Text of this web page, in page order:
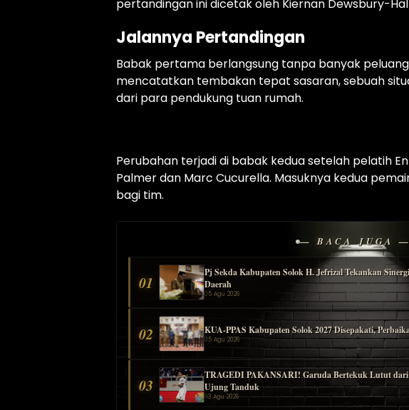
pertandingan ini dicetak oleh Kiernan Dewsbury-
Jalannya Pertandingan
Babak pertama berlangsung tanpa banyak
mencatatkan tembakan tepat sasaran, sebuah
dari para pendukung tuan rumah.
Perubahan terjadi di babak kedua setelah pelatih
Palmer dan Marc Cucurella. Masuknya kedua
bagi tim.
— BACA JUGA —
01
Pj Sekda Kabupaten Solok H. Jefrizal Tekankan
Daerah
05 Agu 2026
02 KUA-PPAS Kabupaten Solok 2027 Disepakati,
05 Agu 2026
03
TRAGEDI PAKANSARI! Garuda Bertekuk Lutut
Ujung Tanduk
03 Agu 2026